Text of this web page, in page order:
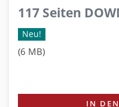
117 Seiten
Neu!
(6 MB)
IN